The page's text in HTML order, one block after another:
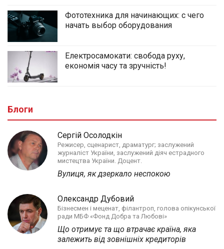
Фототехника для начинающих: с чего
начать выбор оборудования
Електросамокати: свобода руху,
економія часу та зручність!
Блоги
Сергій Осолодкін
Режисер, сценарист, драматург; заслужений
журналіст України, заслужений діяч естрадного
мистецтва України. Доцент.
Вулиця, як дзеркало неспокою
Олександр Дубовий
Бізнесмен і меценат, філантроп, голова опікунської
ради МБФ «Фонд Добра та Любові»
Що отримує та що втрачає країна, яка
залежить від зовнішніх кредиторів